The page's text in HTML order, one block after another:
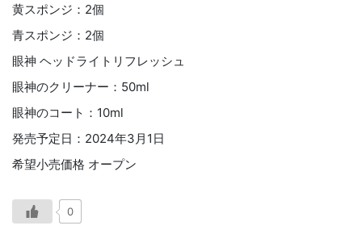
黄スポンジ：2個
青スポンジ：2個
眼神 ヘッドライトリフレッシュ
眼神のクリーナー：50ml
眼神のコート：10ml
発売予定日：2024年3月1日
希望小売価格 オープン
0